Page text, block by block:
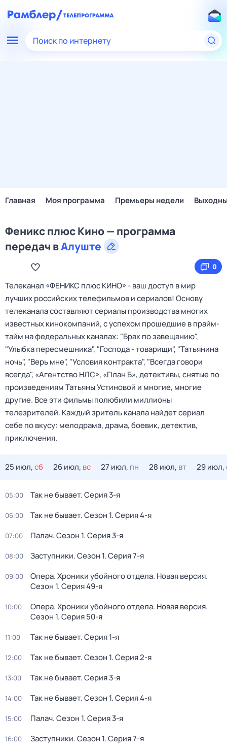
Поиск по интернету
Главная Моя программа Премьеры недели
Феникс плюс Кино — программа
передач вАлуште
0
Телеканал «ФЕНИКС плюс КИНО» - ваш доступ в мир
лучших российских телефильмов и сериалов! Основу
телеканала составляют сериалы производства многих
известных кинокомпаний, с успехом прошедшие в прайм-
тайм на федеральных каналах: "Брак по завещанию",
"Улыбка пересмешника", "Господа - товарищи", "Татьянина
ночь", "Верь мне", "Условия контракта", "Всегда говори
всегда", «Агентство НЛС», «План Б», детективы, снятые по
произведениям Татьяны Устиновой и многие, многие
другие. Все эти фильмы полюбили миллионы
телезрителей. Каждый зритель канала найдет сериал
себе по вкусу: мелодрама, драма, боевик, детектив,
приключения.
25 июл,сб 26 июл, вс 27 июл, пн 28 июл, вт 29 июл,
05:00 Так не бывает. Серия 3-я
06:00 Так не бывает. Сезон 1. Серия 4-я
07:00 Палач. Сезон 1. Серия 3-я
08:00 Заступники. Сезон 1. Серия 7-я
09:00 Опера. Хроники убойного отдела. Новая версия.
Сезон 1. Серия 49-я
10:00 Опера. Хроники убойного отдела. Новая версия.
Сезон 1. Серия 50-я
11:00 Так не бывает. Серия 1-я
12:00 Так не бывает. Сезон 1. Серия 2-я
13:00 Так не бывает. Серия 3-я
14:00 Так не бывает. Сезон 1. Серия 4-я
15:00 Палач. Сезон 1. Серия 3-я
16:00 Заступники. Сезон 1. Серия 7-я